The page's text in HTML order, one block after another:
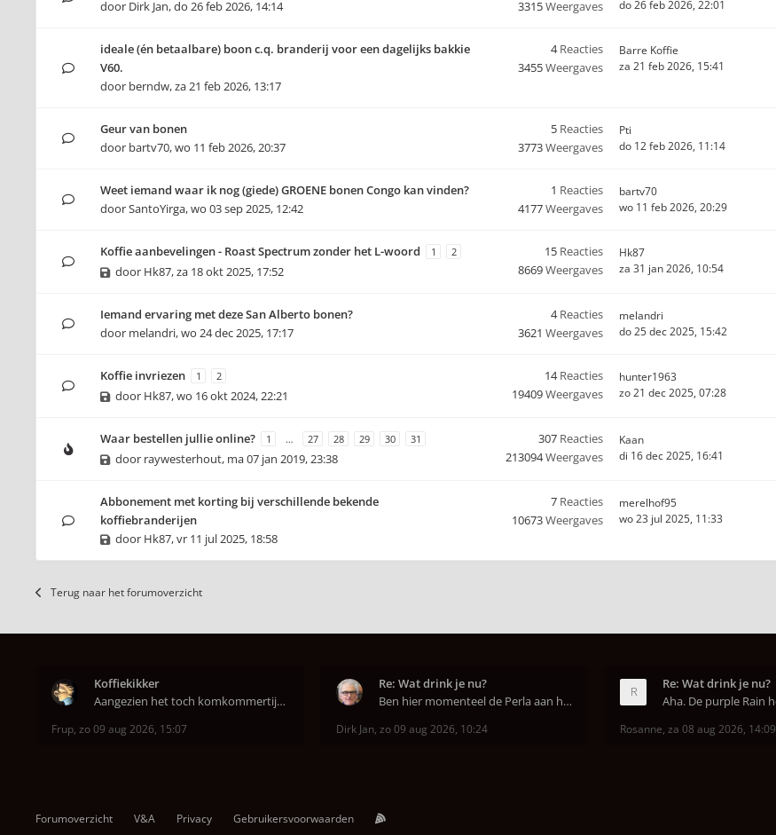
door Dirk Jan,do 26 feb 2026, 14:14
3315Weergaves
do 26 feb 2026, 22:01
ideale (én betaalbare) boon c.q. branderij voor een dagelijks bakkie
V60.
door berndw,za 21 feb 2026, 13:17
4Reacties
3455Weergaves
Barre Koffie
za 21 feb 2026, 15:41
Geur van bonen
door bartv70,wo 11 feb 2026, 20:37
5 Reacties
3773Weergaves
Pti
do 12 feb 2026, 11:14
Weet iemand waar ik nog (giede) GROENE bonen Congo kan vinden?
doorSantoYirga,wo 03 sep 2025, 12:42
1 Reacties
4177Weergaves
bartv70
wo 11 feb 2026, 20:29
Koffie aanbevelingen - Roast Spectrum zonder het L-woord 1 2
door Hk87,za 18 okt 2025, 17:52
15 Reacties
8669Weergaves
Hk87
za 31 jan 2026, 10:54
Iemand ervaring met deze San Alberto bonen?
door melandri,wo 24 dec 2025, 17:17
4Reacties
3621 Weergaves
melandri
do 25 dec 2025, 15:42
Koffie invriezen 1 2
door Hk87,wo 16 okt 2024, 22:21
14Reacties
19409Weergaves
hunter1963
zo 21 dec 2025, 07:28
Waar bestellen jullie online? 1 … 27 28 29 30 31
door raywesterhout, ma 07 jan 2019, 23:38
307 Reacties
213094Weergaves
Kaan
di 16 dec 2025, 16:41
Abbonement met korting bij verschillende bekende
koffiebranderijen
door Hk87,vr 11 jul 2025, 18:58
7 Reacties
10673Weergaves
merelhof95
wo 23 jul 2025, 11:33
Terug naar het forumoverzicht
Koffiekikker
Aangezien het toch komkommertijd is. Een zingende
Frup, zo 09 aug 2026, 15:07
Re: Wat drink je nu?
Ben hier momenteel de Perla aan het uitproberen. D
Dirk Jan, zo 09 aug 2026, 10:24
Re: Wat drink je nu?
Rosanne, za 08 aug 2026, 14:09
Forumoverzicht V&A Privacy Gebruikersvoorwaarden